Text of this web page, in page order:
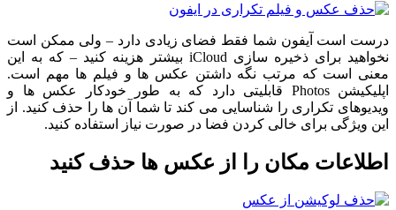
درست است آیفون شما فقط فضای زیادی دارد – ولی ممکن است
نخواهید برای ذخیره سازی iCloud بیشتر هزینه کنید – که به این
معنی است که مرتب نگه داشتن عکس ها و فیلم ها مهم است.
اپلیکیشن Photos قابلیتی دارد که به طور خودکار عکس ها و
ویدیوهای تکراری را شناسایی می کند تا شما آن ها را حذف کنید. از
این ویژگی برای خالی کردن فضا در صورت نیاز استفاده کنید.
اطلاعات مکان را از عکس ها حذف کنید